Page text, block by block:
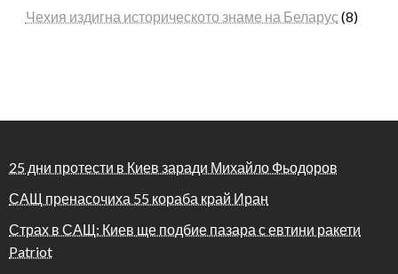
Чехия издигна историческото знаме на Беларус(8)
25 дни протести в Киев заради Михайло Фьодоров
САЩ пренасочиха 55 кораба край Иран
Страх в САЩ: Киев ще подбие пазара с евтини ракети
Patriot